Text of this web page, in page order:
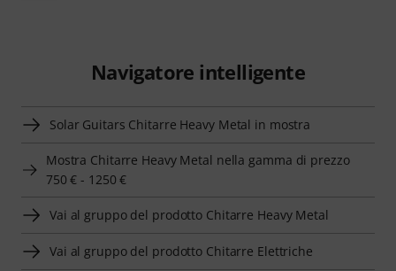
Navigatore intelligente
Solar Guitars Chitarre Heavy Metal in mostra
Mostra Chitarre Heavy Metal nella gamma di prezzo
750 € - 1250 €
Vai al gruppo del prodotto Chitarre Heavy Metal
Vai al gruppo del prodotto Chitarre Elettriche